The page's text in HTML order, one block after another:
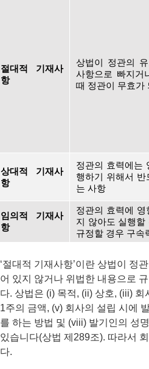
절대적 기재사
항
상법이 정관의
사항으로 빠지거
때 정관이 무효가
상대적 기재사
항
정관의 효력에는
행하기 위해서
는 사항
임의적 기재사
항
정관의 효력에
지 않아도 실행할
규정할 경우 구속
‘절대적 기재사항’이란 상법이 정
어 있지 않거나 위법한 내용으로
다. 상법은 (i) 목적, (ii) 상호, (iii)
1주의 금액, (v) 회사의 설립 시에
를 하는 방법 및 (viii) 발기인의 성
있습니다(상법 제289조). 따라서
다.